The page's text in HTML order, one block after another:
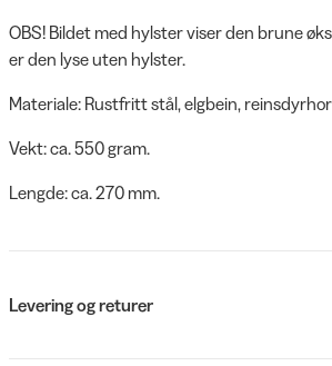
OBS! Bildet med hylster viser den brune
er den lyse uten hylster.
Materiale: Rustfritt stål, elgbein,
Vekt: ca. 550 gram.
Lengde: ca. 270 mm.
Levering og returer